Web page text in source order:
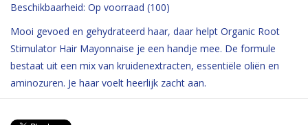
Beschikbaarheid: Op voorraad (100)
Mooi gevoed en gehydrateerd haar, daar helpt Organic Root
Stimulator Hair Mayonnaise je een handje mee. De formule
bestaat uit een mix van kruidenextracten, essentiële oliën en
aminozuren. Je haar voelt heerlijk zacht aan.